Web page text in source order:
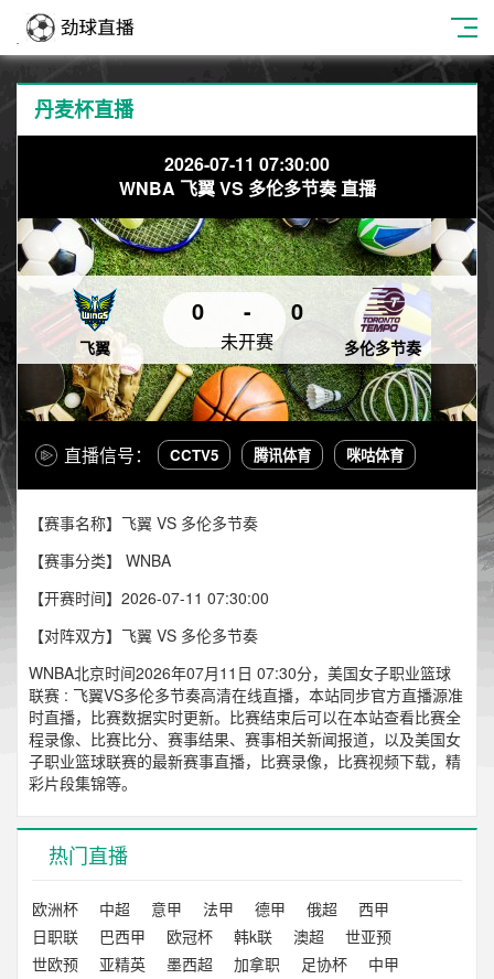
丹麦杯直播
2026-07-11 07:30:00
WNBA 飞翼 VS 多伦多节奏 直播
飞翼
0 - 0
多伦多节奏
未开赛
直播信号： CCTV5 腾讯体育 咪咕体育
【赛事名称】飞翼 VS 多伦多节奏
【赛事分类】 WNBA
【开赛时间】2026-07-11 07:30:00
【对阵双方】飞翼 VS 多伦多节奏
WNBA北京时间2026年07月11日 07:30分，美国女子职业篮球
联赛 : 飞翼VS多伦多节奏高清在线直播，本站同步官方直播源准
时直播，比赛数据实时更新。比赛结束后可以在本站查看比赛全
程录像、比赛比分、赛事结果、赛事相关新闻报道，以及美国女
子职业篮球联赛的最新赛事直播，比赛录像，比赛视频下载，精
彩片段集锦等。
热门直播
欧洲杯 中超 意甲 法甲 德甲 俄超
西甲
日职联
巴西甲 欧冠杯 韩k联 澳超
世亚预
世欧预
亚精英 墨西超 加拿职 足协杯
中甲